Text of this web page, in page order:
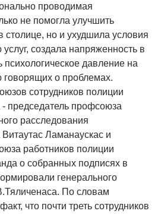
проводимая
не помогла улучшить
столице, но и ухудшила условия
создала напряженность в
психологическое давление на
говорящих о проблемах.
сотрудников полиции
- председатель профсоюза
расследования
Витаутас Ламанаускас и
работников полиции
о собранных подписях в
генерального
По словам
что почти треть сотрудников